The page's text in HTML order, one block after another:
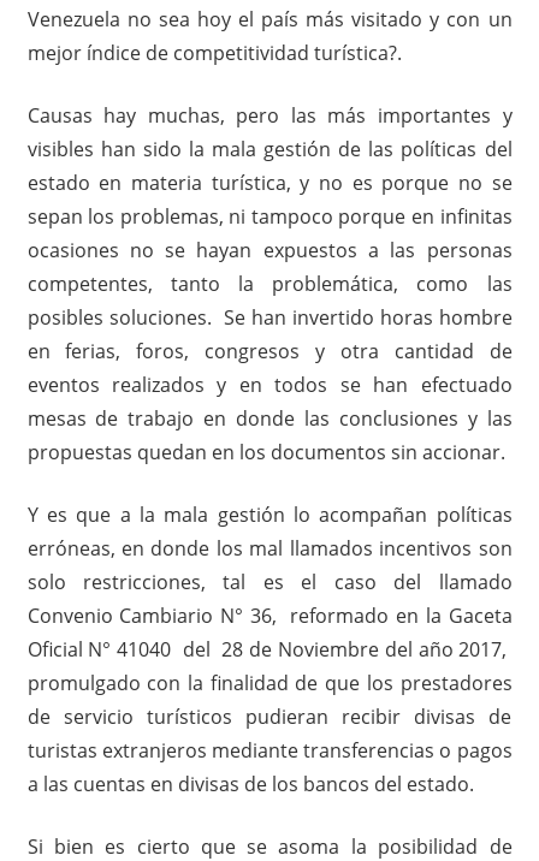
Venezuela no sea hoy el país más visitado y con un
mejor índice de competitividad turística?.
Causas hay muchas, pero las más importantes y
visibles han sido la mala gestión de las políticas del
estado en materia turística, y no es porque no se
sepan los problemas, ni tampoco porque en infinitas
ocasiones no se hayan expuestos a las personas
competentes, tanto la problemática, como las
posibles soluciones. Se han invertido horas hombre
en ferias, foros, congresos y otra cantidad de
eventos realizados y en todos se han efectuado
mesas de trabajo en donde las conclusiones y las
propuestas quedan en los documentos sin accionar.
Y es que a la mala gestión lo acompañan políticas
erróneas, en donde los mal llamados incentivos son
solo restricciones, tal es el caso del llamado
Convenio Cambiario N° 36, reformado en la Gaceta
Oficial N° 41040 del 28 de Noviembre del año 2017,
promulgado con la finalidad de que los prestadores
de servicio turísticos pudieran recibir divisas de
turistas extranjeros mediante transferencias o pagos
a las cuentas en divisas de los bancos del estado.
Si bien es cierto que se asoma la posibilidad de